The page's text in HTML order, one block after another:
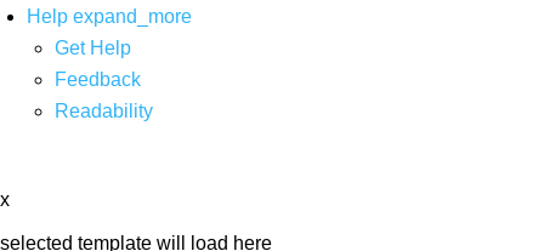
Help expand_more
Get Help
Feedback
Readability
x
selected template will load here